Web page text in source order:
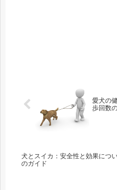
愛犬の
歩回数
犬とスイカ：安全性と効果につ
のガイド